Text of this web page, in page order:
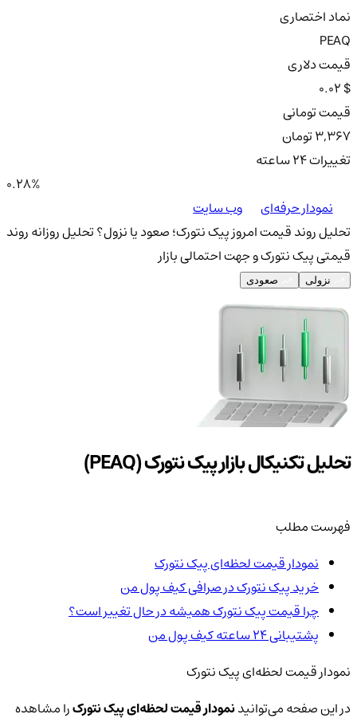
نماد اختصاری
PEAQ
قیمت دلاری
0.02 $
قیمت تومانی
3,367 تومان
تغییرات ۲۴ ساعته
0.28%
نمودار حرفه‌ای
وب سایت
تحلیل روند قیمت امروز پیک نتورک؛ صعود یا نزول؟تحلیل روزانه روند
قیمتی پیک نتورک و جهت احتمالی بازار
نزولی صعودی
تحلیل تکنیکال بازار پیک نتورک (PEAQ)
فهرست مطلب
نمودار قیمت لحظه‌ای پیک نتورک
خرید پیک نتورک در صرافی کیف پول من
چرا قیمت پیک نتورک همیشه در حال تغییر است؟
پشتیبانی ۲۴ ساعته کیف پول من
نمودار قیمت لحظه‌ای پیک نتورک
در این صفحه می‌توانیدنمودار قیمت لحظه‌ای پیک نتورکرا مشاهده